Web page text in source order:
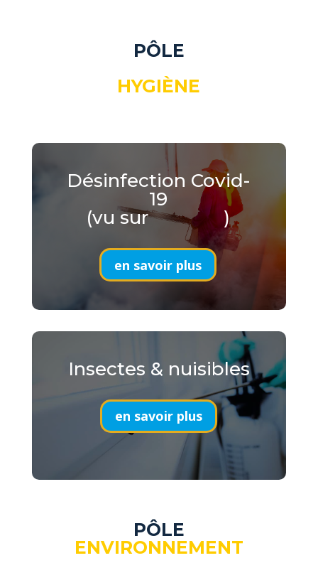
PÔLE
HYGIÈNE
Désinfection Covid-
19
(vu sur )
en savoir plus
Insectes & nuisibles
en savoir plus
PÔLE
ENVIRONNEMENT